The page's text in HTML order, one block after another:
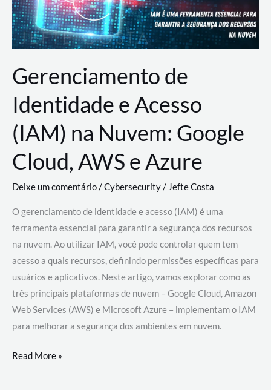
Gerenciamento de
Identidade e Acesso
(IAM) na Nuvem: Google
Cloud, AWS e Azure
Deixe um comentário/Cybersecurity/ Jefte Costa
O gerenciamento de identidade e acesso (IAM) é uma
ferramenta essencial para garantir a segurança dos recursos
na nuvem. Ao utilizar IAM, você pode controlar quem tem
acesso a quais recursos, definindo permissões específicas para
usuários e aplicativos. Neste artigo, vamos explorar como as
três principais plataformas de nuvem – Google Cloud, Amazon
Web Services (AWS) e Microsoft Azure – implementam o IAM
para melhorar a segurança dos ambientes em nuvem.
Gerenciamento
Read More »